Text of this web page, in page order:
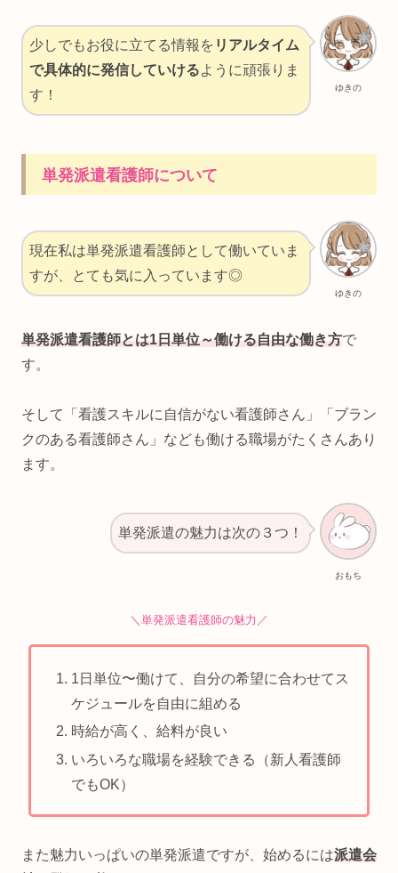
ゆきの
少しでもお役に立てる情報を リアルタイム
で具体的に発信していけるように頑張りま
す！
単発派遣看護師について
ゆきの
現在私は単発派遣看護師として働いていま
すが、とても気に入っています◎
単発派遣看護師とは1日単位～働ける自由な働き方で
す。
そして「看護スキルに自信がない看護師さん」「ブラン
クのある看護師さん」なども働ける職場がたくさんあり
ます。
おもち
単発派遣の魅力は次の３つ！
＼単発派遣看護師の魅力／
1日単位〜働けて、自分の希望に合わせてス
ケジュールを自由に組める
時給が高く、給料が良い
いろいろな職場を経験できる（新人看護師
でもOK）
また魅力いっぱいの単発派遣ですが、始めるには派遣会